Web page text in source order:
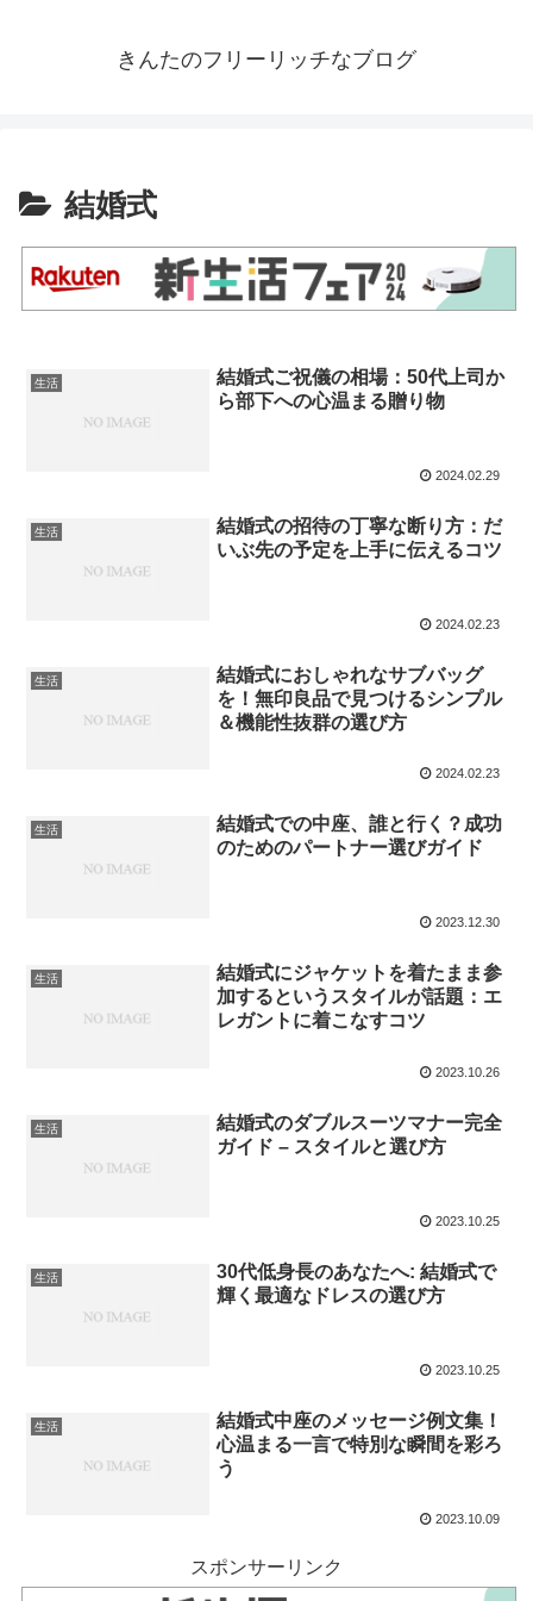
きんたのフリーリッチなブログ
結婚式
生活
結婚式ご祝儀の相場：50代上司か
ら部下への心温まる贈り物
2024.02.29
生活
結婚式の招待の丁寧な断り方：だ
いぶ先の予定を上手に伝えるコツ
2024.02.23
生活
結婚式におしゃれなサブバッグ
を！無印良品で見つけるシンプル
＆機能性抜群の選び方
2024.02.23
生活
結婚式での中座、誰と行く？成功
のためのパートナー選びガイド
2023.12.30
生活
結婚式にジャケットを着たまま参
加するというスタイルが話題：エ
レガントに着こなすコツ
2023.10.26
生活
結婚式のダブルスーツマナー完全
ガイド – スタイルと選び方
2023.10.25
生活
30代低身長のあなたへ: 結婚式で
輝く最適なドレスの選び方
2023.10.25
生活
結婚式中座のメッセージ例文集！
心温まる一言で特別な瞬間を彩ろ
う
2023.10.09
スポンサーリンク